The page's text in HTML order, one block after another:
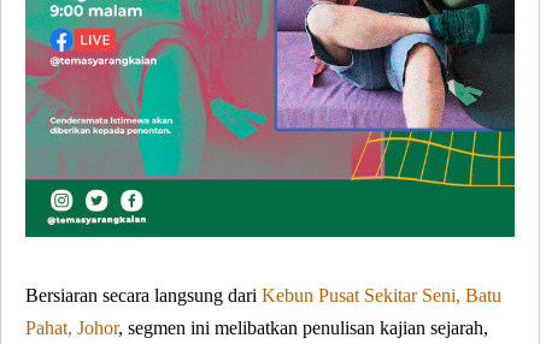
Bersiaran secara langsung dari Kebun Pusat Sekitar Seni, Batu
Pahat, Johor, segmen ini melibatkan penulisan kajian sejarah,